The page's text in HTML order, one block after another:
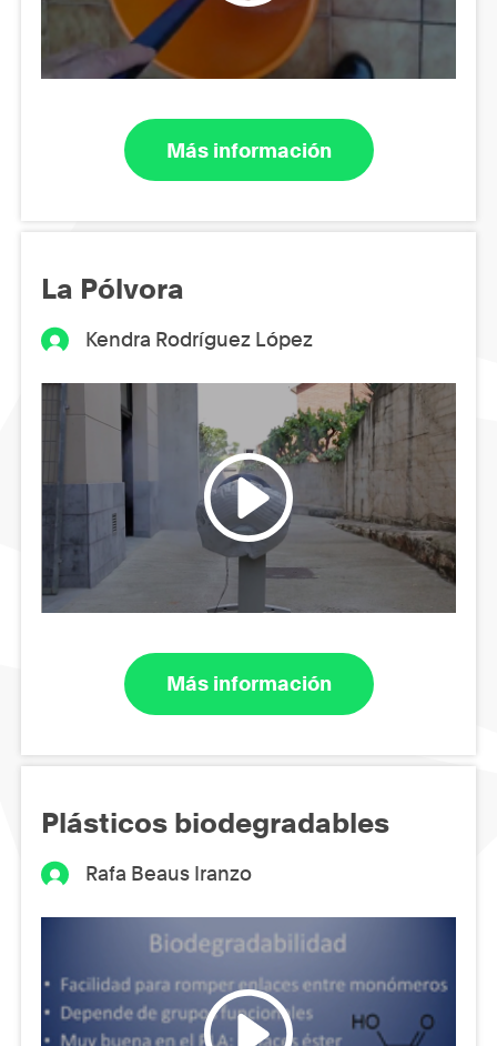
Más información
La Pólvora
Kendra Rodríguez López
Más información
Plásticos biodegradables
Rafa Beaus Iranzo